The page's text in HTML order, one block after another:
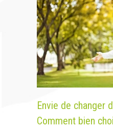
Envie de changer
Comment bien